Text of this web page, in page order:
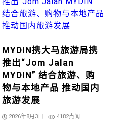
MYDIN携大马旅游局携
推出“Jom Jalan
MYDIN” 结合旅游、购
物与本地产品 推动国内
旅游发展
2026年8月3日 4182点阅